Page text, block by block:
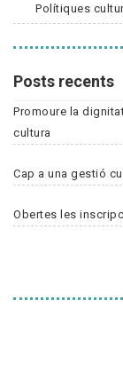
Polítiques
Posts recents
Promoure la
cultura
Cap a una gestió
Obertes les